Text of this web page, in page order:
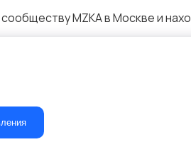
MZKA в Москве и